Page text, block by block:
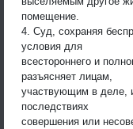
помещение.
4. Суд, сохраняя
условия для
всестороннего и
разъясняет лицам,
участвующим в деле,
последствиях
совершения или